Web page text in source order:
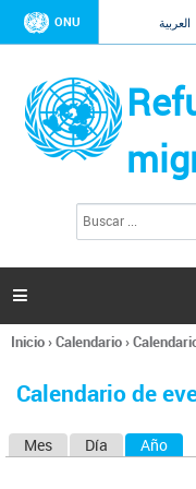
ONU العربية
l
s

Se
usted
Inicio›Calendario›
Calendario de
Mes Día Año